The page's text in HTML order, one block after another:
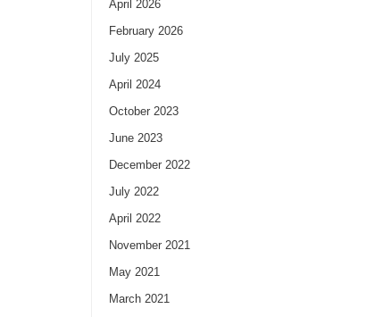
April 2026
February 2026
July 2025
April 2024
October 2023
June 2023
December 2022
July 2022
April 2022
November 2021
May 2021
March 2021